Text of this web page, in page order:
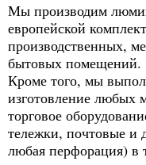
Мы производим
европейской
производственных,
бытовых помещений.
Кроме того, мы
изготовление любых
торговое
тележки, почтовые и
любая перфорация) в